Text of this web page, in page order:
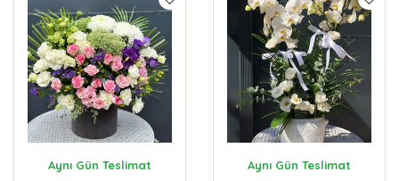
Aynı Gün Teslimat Aynı Gün Teslimat